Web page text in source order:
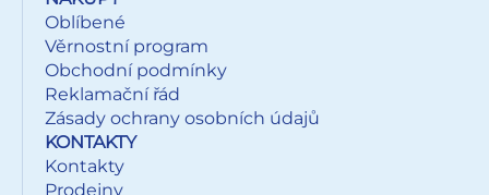
Oblíbené
Věrnostní program
Obchodní podmínky
Reklamační řád
Zásady ochrany osobních údajů
KONTAKTY
Kontakty
Prodejny